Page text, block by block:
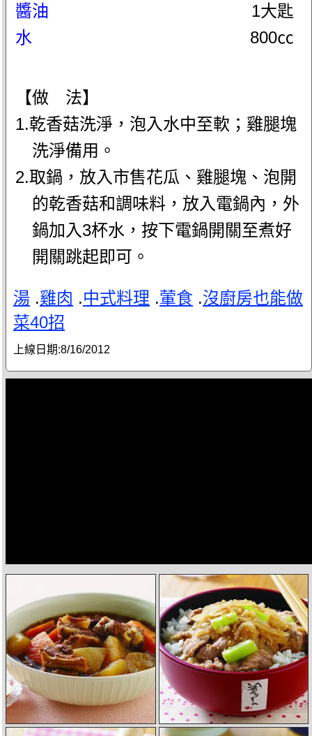
醬油
1大匙
水
800㏄
【做 法】
1.乾香菇洗淨，泡入水中至軟；雞腿塊
洗淨備用。
2.取鍋，放入市售花瓜、雞腿塊、泡開
的乾香菇和調味料，放入電鍋內，外
鍋加入3杯水，按下電鍋開關至煮好
開關跳起即可。
湯 .雞肉 .中式料理 .葷食 .沒廚房也能做
菜40招
上線日期:8/16/2012